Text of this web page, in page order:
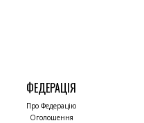
ФЕДЕРАЦІЯ
Про Федерацію
Оголошення